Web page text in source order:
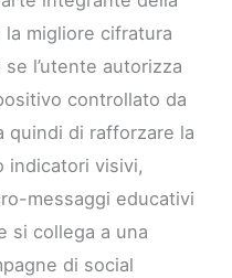
la migliore cifratura
l’utente autorizza
controllato da
quindi di rafforzare la
indicatori visivi,
messaggi educativi
si collega a una
di social